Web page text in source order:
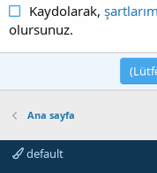
Kaydolarak,
olursunuz.
Ana sayfa
default